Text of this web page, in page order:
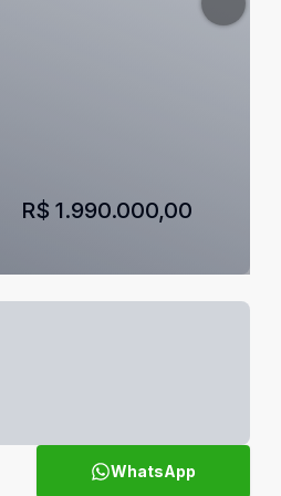
R$ 1.990.000,00
WhatsApp